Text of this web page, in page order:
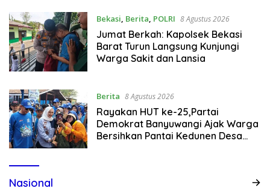
Bekasi, Berita, POLRI 8 Agustus 2026
Jumat Berkah: Kapolsek Bekasi
Barat Turun Langsung Kunjungi
Warga Sakit dan Lansia
Berita 8 Agustus 2026
Rayakan HUT ke-25,Partai
Demokrat Banyuwangi Ajak Warga
Bersihkan Pantai Kedunen Desa
Nasional